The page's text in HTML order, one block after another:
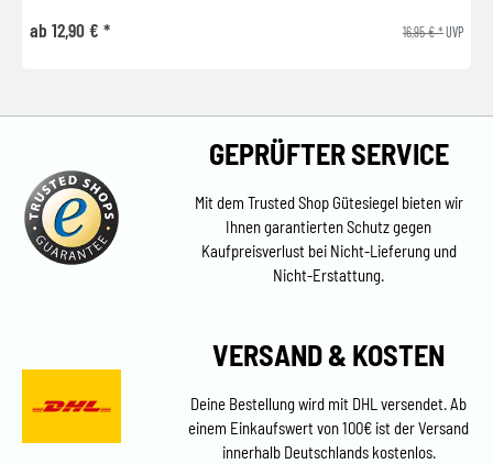
ab 12,90 € * 16,95 € *UVP
GEPRÜFTER SERVICE
Mit dem Trusted Shop Gütesiegel bieten wir
Ihnen garantierten Schutz gegen
Kaufpreisverlust bei Nicht-Lieferung und
Nicht-Erstattung.
VERSAND & KOSTEN
Deine Bestellung wird mit DHL versendet. Ab
einem Einkaufswert von 100€ ist der Versand
innerhalb Deutschlands kostenlos.